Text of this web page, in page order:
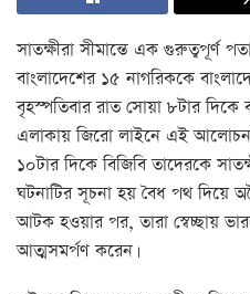
সাতক্ষীরা সীমান্তে এক গুরুত্বপূর্ণ
বাংলাদেশের ১৫ নাগরিককে
বৃহস্পতিবার রাত সোয়া ৮টার দিকে
এলাকায় জিরো লাইনে এই
১০টার দিকে বিজিবি তাদেরকে
ঘটনাটির সূচনা হয় বৈধ পথ দিয়ে
আটক হওয়ার পর, তারা স্বেচ্ছায়
আত্মসমর্পণ করেন।